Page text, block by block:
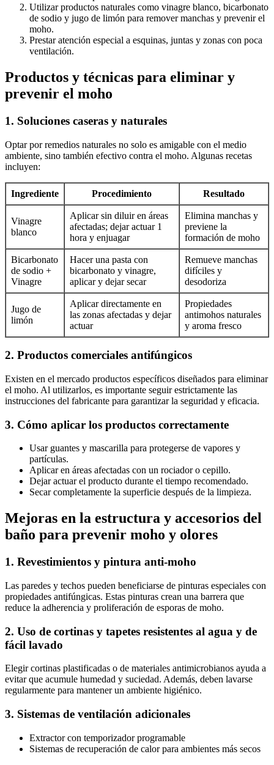
Utilizar productos naturales como vinagre blanco, bicarbonato
de sodio y jugo de limón para remover manchas y prevenir el
moho.
Prestar atención especial a esquinas, juntas y zonas con poca
ventilación.
Productos y técnicas para eliminar y
prevenir el moho
1. Soluciones caseras y naturales
Optar por remedios naturales no solo es amigable con el medio
ambiente, sino también efectivo contra el moho. Algunas recetas
incluyen:
Ingrediente Procedimiento Resultado
Vinagre
blanco
Aplicar sin diluir en áreas
afectadas; dejar actuar 1
hora y enjuagar
Elimina manchas y
previene la
formación de moho
Bicarbonato
de sodio +
Vinagre
Hacer una pasta con
bicarbonato y vinagre,
aplicar y dejar secar
Remueve manchas
difíciles y
desodoriza
Jugo de
limón
Aplicar directamente en
las zonas afectadas y dejar
actuar
Propiedades
antimohos naturales
y aroma fresco
2. Productos comerciales antifúngicos
Existen en el mercado productos específicos diseñados para eliminar
el moho. Al utilizarlos, es importante seguir estrictamente las
instrucciones del fabricante para garantizar la seguridad y eficacia.
3. Cómo aplicar los productos correctamente
Usar guantes y mascarilla para protegerse de vapores y
partículas.
Aplicar en áreas afectadas con un rociador o cepillo.
Dejar actuar el producto durante el tiempo recomendado.
Secar completamente la superficie después de la limpieza.
Mejoras en la estructura y accesorios del
baño para prevenir moho y olores
1. Revestimientos y pintura anti-moho
Las paredes y techos pueden beneficiarse de pinturas especiales con
propiedades antifúngicas. Estas pinturas crean una barrera que
reduce la adherencia y proliferación de esporas de moho.
2. Uso de cortinas y tapetes resistentes al agua y de
fácil lavado
Elegir cortinas plastificadas o de materiales antimicrobianos ayuda a
evitar que acumule humedad y suciedad. Además, deben lavarse
regularmente para mantener un ambiente higiénico.
3. Sistemas de ventilación adicionales
Extractor con temporizador programable
Sistemas de recuperación de calor para ambientes más secos